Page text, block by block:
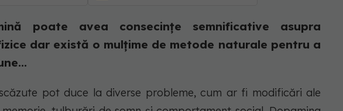
poate avea consecințe semnificative asupra
dar există o mulțime de metode naturale pentru a
pot duce la diverse probleme, cum ar fi modificări ale